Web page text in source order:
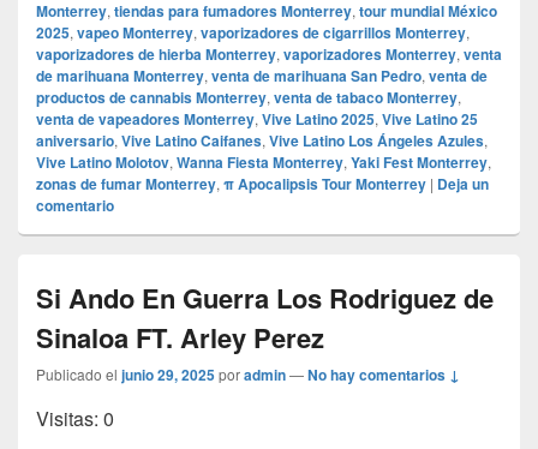
Monterrey, tiendas para fumadores Monterrey, tour mundial México
2025, vapeo Monterrey, vaporizadores de cigarrillos Monterrey,
vaporizadores de hierba Monterrey, vaporizadores Monterrey, venta
de marihuana Monterrey, venta de marihuana San Pedro, venta de
productos de cannabis Monterrey, venta de tabaco Monterrey,
venta de vapeadores Monterrey, Vive Latino 2025, Vive Latino 25
aniversario, Vive Latino Caifanes, Vive Latino Los Ángeles Azules,
Vive Latino Molotov, Wanna Fiesta Monterrey, Yaki Fest Monterrey,
zonas de fumar Monterrey, π Apocalipsis Tour Monterrey | Deja un
comentario
Si Ando En Guerra Los Rodriguez de
Sinaloa FT. Arley Perez
Publicado el junio 29, 2025poradmin—No hay comentarios ↓
Visitas: 0